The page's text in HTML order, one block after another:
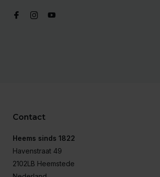
Contact
Heems sinds 1822
Havenstraat 49
2102LB Heemstede